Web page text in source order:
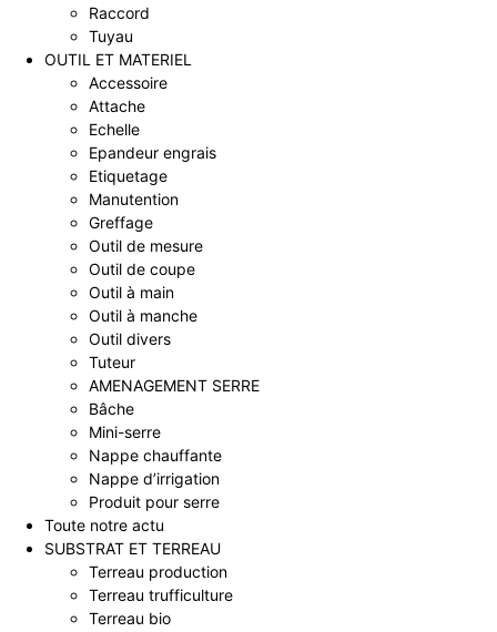
Raccord
Tuyau
OUTIL ET MATERIEL
Accessoire
Attache
Echelle
Epandeur engrais
Etiquetage
Manutention
Greffage
Outil de mesure
Outil de coupe
Outil à main
Outil à manche
Outil divers
Tuteur
AMENAGEMENT SERRE
Bâche
Mini-serre
Nappe chauffante
Nappe d’irrigation
Produit pour serre
Toute notre actu
SUBSTRAT ET TERREAU
Terreau production
Terreau trufficulture
Terreau bio